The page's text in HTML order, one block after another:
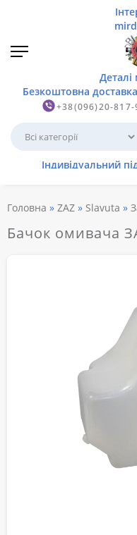
+38(096)20-817-
Головна ZAZ Slavuta
Бачок омивача